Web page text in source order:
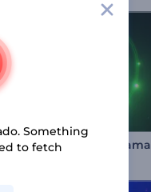
Something
to fetch